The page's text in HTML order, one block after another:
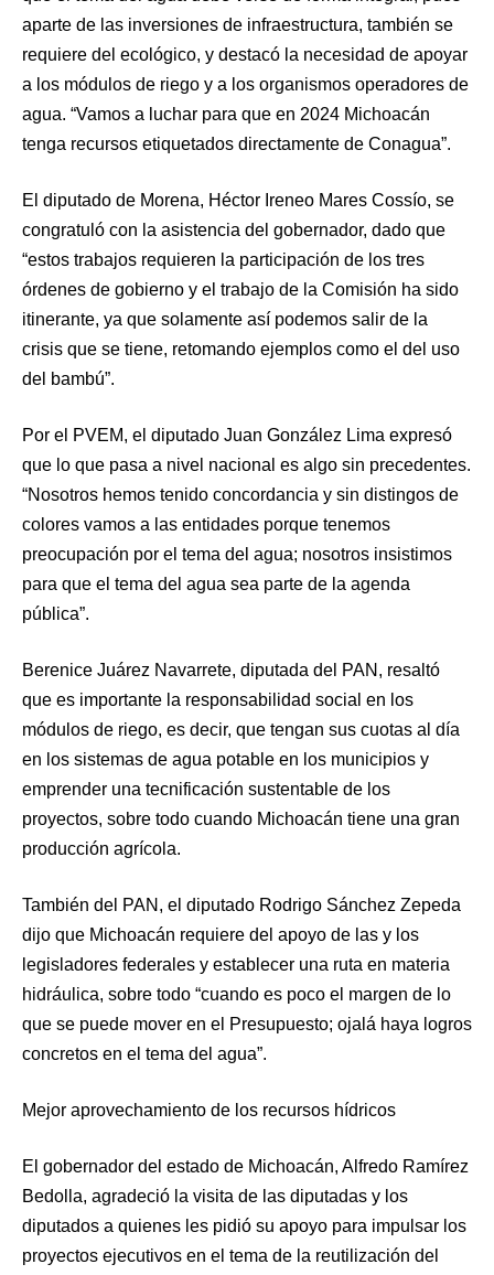
aparte de las inversiones de infraestructura, también se
requiere del ecológico, y destacó la necesidad de apoyar
a los módulos de riego y a los organismos operadores de
agua. “Vamos a luchar para que en 2024 Michoacán
tenga recursos etiquetados directamente de Conagua”.
El diputado de Morena, Héctor Ireneo Mares Cossío, se
congratuló con la asistencia del gobernador, dado que
“estos trabajos requieren la participación de los tres
órdenes de gobierno y el trabajo de la Comisión ha sido
itinerante, ya que solamente así podemos salir de la
crisis que se tiene, retomando ejemplos como el del uso
del bambú”.
Por el PVEM, el diputado Juan González Lima expresó
que lo que pasa a nivel nacional es algo sin precedentes.
“Nosotros hemos tenido concordancia y sin distingos de
colores vamos a las entidades porque tenemos
preocupación por el tema del agua; nosotros insistimos
para que el tema del agua sea parte de la agenda
pública”.
Berenice Juárez Navarrete, diputada del PAN, resaltó
que es importante la responsabilidad social en los
módulos de riego, es decir, que tengan sus cuotas al día
en los sistemas de agua potable en los municipios y
emprender una tecnificación sustentable de los
proyectos, sobre todo cuando Michoacán tiene una gran
producción agrícola.
También del PAN, el diputado Rodrigo Sánchez Zepeda
dijo que Michoacán requiere del apoyo de las y los
legisladores federales y establecer una ruta en materia
hidráulica, sobre todo “cuando es poco el margen de lo
que se puede mover en el Presupuesto; ojalá haya logros
concretos en el tema del agua”.
Mejor aprovechamiento de los recursos hídricos
El gobernador del estado de Michoacán, Alfredo Ramírez
Bedolla, agradeció la visita de las diputadas y los
diputados a quienes les pidió su apoyo para impulsar los
proyectos ejecutivos en el tema de la reutilización del